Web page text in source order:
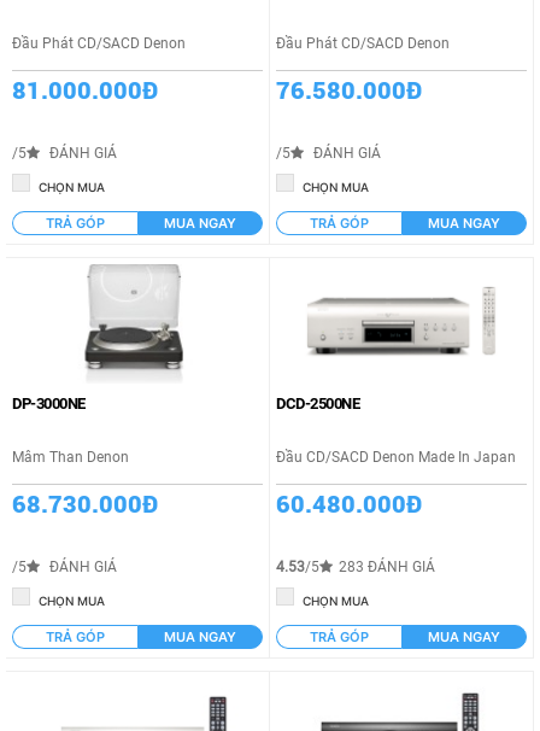
Đầu Phát CD/SACD Denon
81.000.000Đ
/5 ĐÁNH GIÁ
CHỌN MUA
TRẢ GÓP MUA NGAY
Đầu Phát CD/SACD Denon
76.580.000Đ
/5 ĐÁNH GIÁ
CHỌN MUA
TRẢ GÓP MUA NGAY
DP-3000NE
Mâm Than Denon
68.730.000Đ
/5 ĐÁNH GIÁ
CHỌN MUA
TRẢ GÓP MUA NGAY
DCD-2500NE
Đầu CD/SACD Denon Made In Japan
60.480.000Đ
4.53/5 283 ĐÁNH GIÁ
CHỌN MUA
TRẢ GÓP MUA NGAY